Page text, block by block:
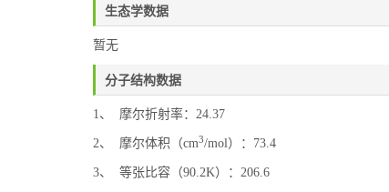
生态学数据
暂无
分子结构数据
1、 摩尔折射率：24.37
2、 摩尔体积（cm3/mol）：73.4
3、 等张比容（90.2K）：206.6